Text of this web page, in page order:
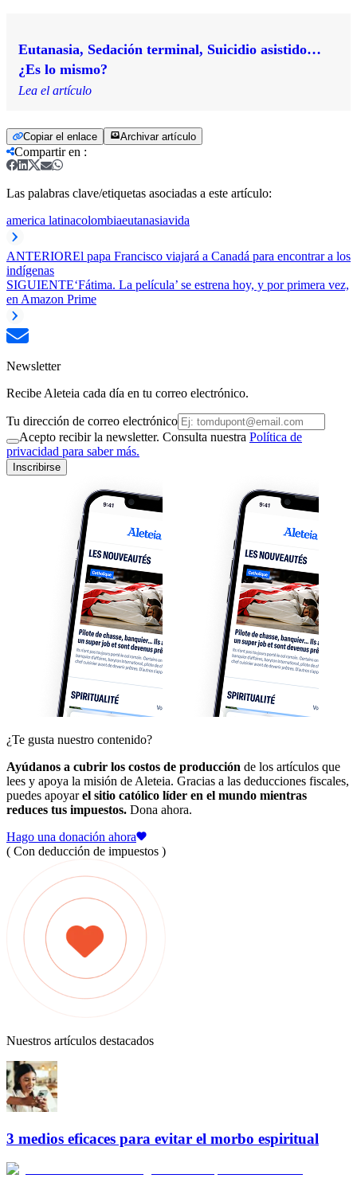
Eutanasia, Sedación terminal, Suicidio asistido…
¿Es lo mismo?
Lea el artículo
Copiar el enlace Archivar artículo
Compartir en :
Las palabras clave/etiquetas asociadas a este artículo:
america latinacolombiaeutanasiavida
ANTERIOREl papa Francisco viajará a Canadá para encontrar a los
indígenas
SIGUIENTE‘Fátima. La película’ se estrena hoy, y por primera vez,
en Amazon Prime
Newsletter
Recibe Aleteia cada día en tu correo electrónico.
Tu dirección de correo electrónico
Acepto recibir la newsletter. Consulta nuestra Política de
privacidad para saber más.
Inscribirse
¿Te gusta nuestro contenido?
Ayúdanos a cubrir los costos de producción de los artículos que
lees y apoya la misión de Aleteia. Gracias a las deducciones fiscales,
puedes apoyarel sitio católico líder en el mundo mientras
reduces tus impuestos. Dona ahora.
Hago una donación ahora
( Con deducción de impuestos )
Nuestros artículos destacados
3 medios eficaces para evitar el morbo espiritual